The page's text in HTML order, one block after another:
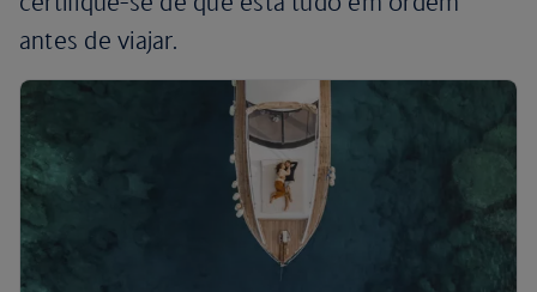
antes de viajar.